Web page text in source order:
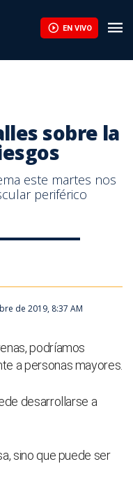
EN VIVO
sobre la
este martes nos
periférico
de 2019, 8:37 AM
podríamos
a personas mayores.
desarrollarse a
sino que puede ser